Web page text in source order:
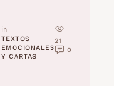
in
TEXTOS
EMOCIONALES
Y CARTAS
21
0